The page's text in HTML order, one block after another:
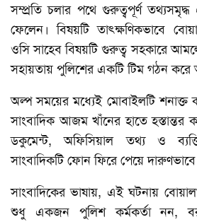
সম্প্রতি চলার পথে গুরুত্বপূর্ণ তথ্যসমৃদ্ধ
ফেলেন। বিষয়টি তাৎক্ষণিকভাবে
ওসি সাহেব বিষয়টি গুরুত্ব সহকারে
সহায়তায় পুলিশের একটি টিম গঠন
অল্প সময়ের মধ্যেই মোবাইলটি শনাক্ত
সাংবাদিক আজম খাঁনের হাতে হস্তান্তর
ডকুমেন্ট, অফিসিয়াল তথ্য ও
সাংবাদিকটি ফোন ফিরে পেয়ে
সাংবাদিকের ভাষায়, এই ঘটনায়
শুধু একজন পুলিশ কর্মকর্তা নন,